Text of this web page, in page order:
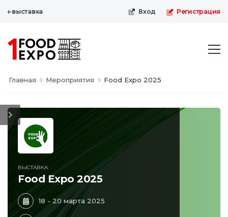
выставка Вход Регистрация
Главная Мероприятия Food Expo 2025
ВЫСТАВКА
Food Expo 2025
18 - 20 марта 2025